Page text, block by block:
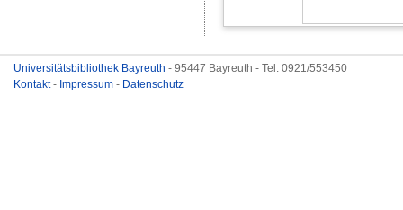
Universitätsbibliothek Bayreuth - 95447 Bayreuth - Tel. 0921/553450
Kontakt- Impressum - Datenschutz